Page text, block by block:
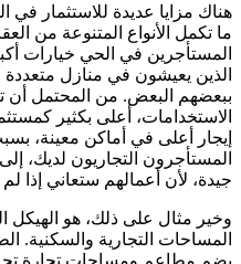
هناك مزايا عديدة للاستثمار في
ما تكمل الأنواع المتنوعة من
المستأجرين في الحي خيارات
الذين يعيشون في منازل متعددة
ببعضهم البعض. من المحتمل أن
الاستخدامات، أعلى بكثير
إيجار أعلى في أماكن معينة،
المستأجرون التجاريون لديك،
جيدة، لأن أعمالهم ستعاني إذا لم
وخير مثال على ذلك، هو الهيكل
المساحات التجارية والسكنية.
يضم مطاعم ومساحات تجارة